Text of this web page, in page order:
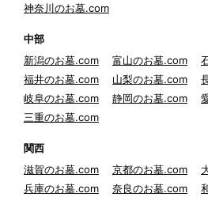
神奈川のお墓.com
中部
新潟のお墓.com
富山のお墓.com
福井のお墓.com
山梨のお墓.com
岐阜のお墓.com
静岡のお墓.com
三重のお墓.com
関西
滋賀のお墓.com
京都のお墓.com
兵庫のお墓.com
奈良のお墓.com